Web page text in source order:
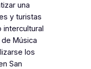
una
y turistas
intercultural
Música
los
San